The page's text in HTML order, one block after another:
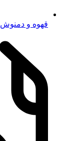
قهوه و دمنوش